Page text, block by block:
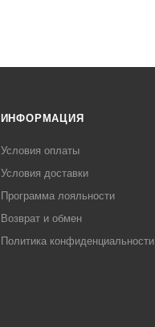
ИНФОРМАЦИЯ
Условия оплаты
Условия доставки
Программа лояльности
Возврат и обмен
Политика конфиденциальности